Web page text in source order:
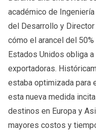
académico de
del Desarrollo y
cómo el arancel del
Estados Unidos obliga
exportadoras.
estaba optimizada para
esta nueva medida
destinos en Europa y
mayores costos y